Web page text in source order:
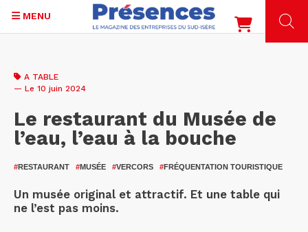
contenu
MENU
A TABLE
— Le 10 juin 2024
Le restaurant du Musée de
l’eau, l’eau à la bouche
#RESTAURANT #MUSÉE #VERCORS #FRÉQUENTATION TOURISTIQUE
Un musée original et attractif. Et une table qui
ne l’est pas moins.